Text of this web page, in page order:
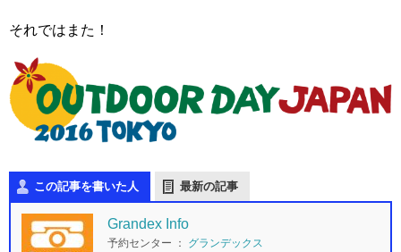
それではまた！
この記事を書いた人 最新の記事
Grandex Info
予約センター ： グランデックス